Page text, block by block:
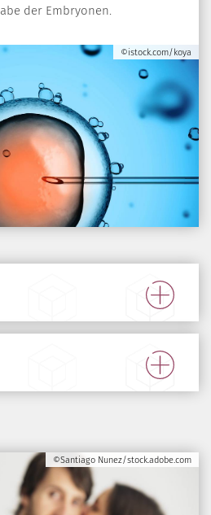
der Embryonen.
©istock.com/koya
©Santiago Nunez/stock.adobe.com